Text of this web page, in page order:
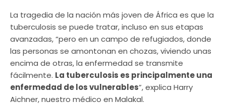
La tragedia de la nación más joven de África es que la
tuberculosis se puede tratar, incluso en sus etapas
avanzadas, “pero en un campo de refugiados, donde
las personas se amontonan en chozas, viviendo unas
encima de otras, la enfermedad se transmite
fácilmente. La tuberculosis es principalmente una
enfermedad de los vulnerables”, explica Harry
Aichner, nuestro médico en Malakal.